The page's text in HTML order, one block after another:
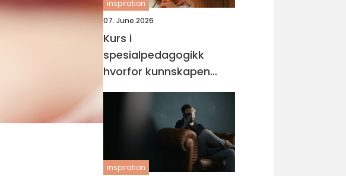
inspiration
07. June 2026
Kurs i
spesialpedagogikk
hvorfor kunnskapen
trengs mer enn noen
inspiration